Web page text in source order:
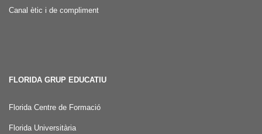
Canal ètic i de compliment
FLORIDA GRUP EDUCATIU
Florida Centre de Formació
Florida Universitària